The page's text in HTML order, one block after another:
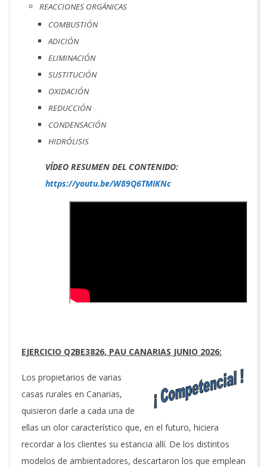
REACCIONES ORGÁNICAS
COMBUSTIÓN
ADICIÓN
ELIMINACIÓN
SUSTITUCIÓN
OXIDACIÓN
REDUCCIÓN
CONDENSACIÓN
HIDRÓLISIS
VÍDEO RESUMEN DEL CONTENIDO:
https://youtu.be/W89Q6TMIKNc
EJERCICIO Q2BE3826, PAU CANARIAS JUNIO 2026:
Los propietarios de varias
casas rurales en Canarias,
quisieron darle a cada una de
ellas un olor característico que, en el futuro, hiciera
recordar a los clientes su estancia allí. De los distintos
modelos de ambientadores, descartaron los que emplean